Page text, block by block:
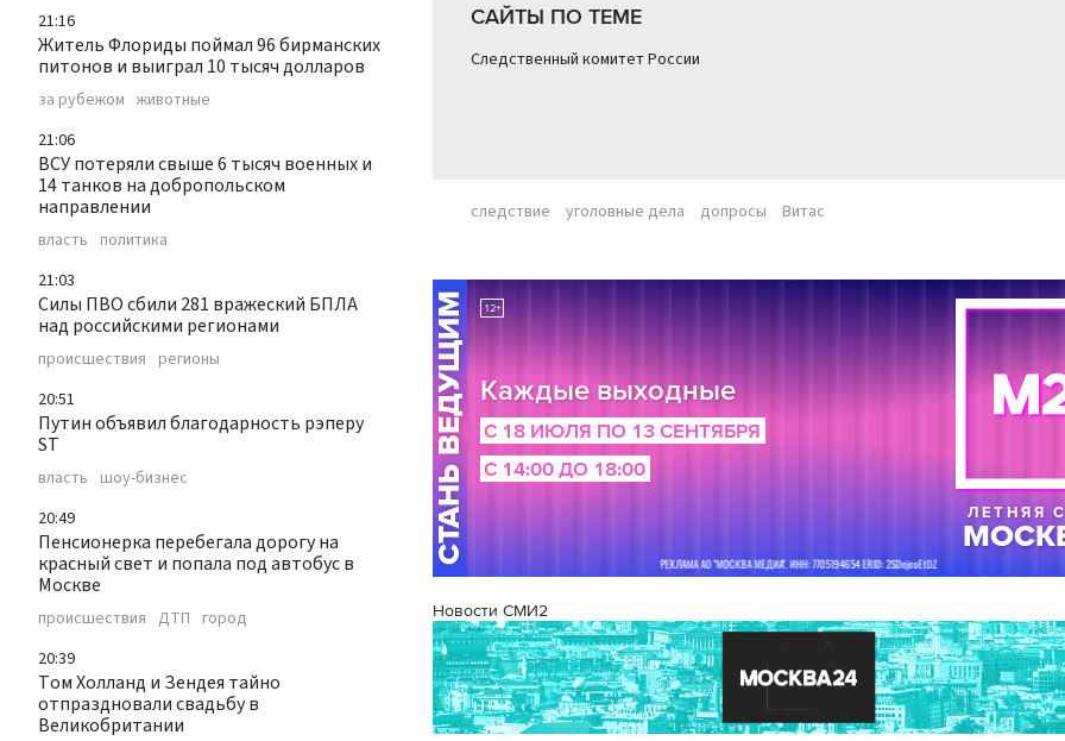
21:16
Житель Флориды поймал 96 бирманских
питонов и выиграл 10 тысяч долларов
за рубежом животные
21:06
ВСУ потеряли свыше 6 тысяч военных и
14 танков на добропольском
направлении
власть политика
21:03
Силы ПВО сбили 281 вражеский БПЛА
над российскими регионами
происшествия регионы
20:51
Путин объявил благодарность рэперу
ST
власть шоу-бизнес
20:49
Пенсионерка перебегала дорогу на
красный свет и попала под автобус в
Москве
происшествия ДТП город
20:39
Том Холланд и Зендея тайно
отпраздновали свадьбу в
Великобритании
САЙТЫ ПО ТЕМЕ
Следственный комитет России
следствие уголовные дела допросы Витас
Новости СМИ2